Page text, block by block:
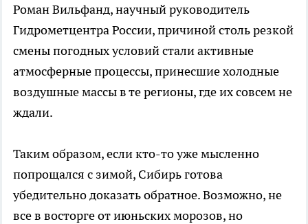
Роман Вильфанд, научный руководитель
Гидрометцентра России, причиной столь резкой
смены погодных условий стали активные
атмосферные процессы, принесшие холодные
воздушные массы в те регионы, где их совсем не
ждали.
Таким образом, если кто-то уже мысленно
попрощался с зимой, Сибирь готова
убедительно доказать обратное. Возможно, не
все в восторге от июньских морозов, но